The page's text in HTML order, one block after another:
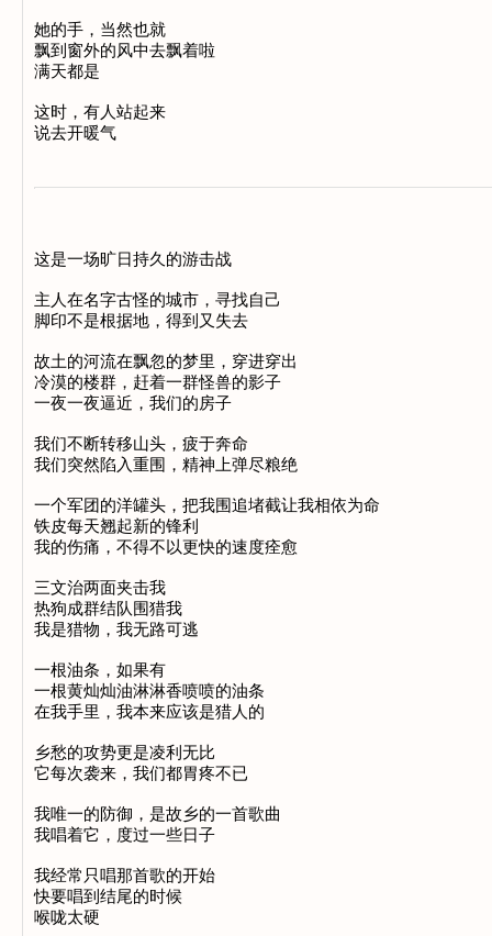
她的手，当然也就
飘到窗外的风中去飘着啦
满天都是
这时，有人站起来
这是一场旷日持久的游击战
主人在名字古怪的城市，寻找自己
脚印不是根据地，得到又失去
故土的河流在飘忽的梦里，穿进穿出
冷漠的楼群，赶着一群怪兽的影子
一夜一夜逼近，我们的房子
我们不断转移山头，疲于奔命
我们突然陷入重围，精神上弹尽粮绝
一个军团的洋罐头，把我围追堵截让我相依为命
铁皮每天翘起新的锋利
我的伤痛，不得不以更快的速度痊愈
三文治两面夹击我
热狗成群结队围猎我
我是猎物，我无路可逃
一根油条，如果有
一根黄灿灿油淋淋香喷喷的油条
在我手里，我本来应该是猎人的
乡愁的攻势更是凌利无比
它每次袭来，我们都胃疼不已
我唯一的防御，是故乡的一首歌曲
我唱着它，度过一些日子
我经常只唱那首歌的开始
快要唱到结尾的时候
喉咙太硬